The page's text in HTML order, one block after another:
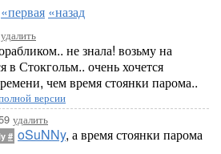
«первая «назад
удалить
не знала! возьму на
в Стокгольм.. очень хочется
чем время стоянки парома..
версии
удалить
# oSuNNy, а время стоянки парома